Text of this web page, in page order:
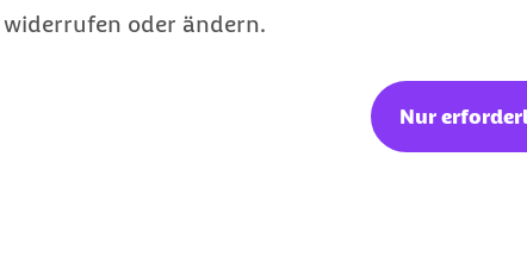
oder ändern.
Nur